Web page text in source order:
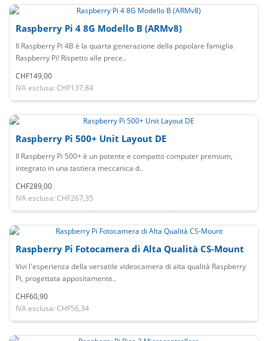
Raspberry Pi 4 8G Modello B (ARMv8)
Il Raspberry Pi 4B è la quarta generazione della popolare famiglia
Raspberry Pi! Rispetto alle prece..
CHF149,00
IVA esclusa: CHF137,84
Raspberry Pi 500+ Unit Layout DE
Il Raspberry Pi 500+ è un potente e compatto computer premium,
integrato in una tastiera meccanica d..
CHF289,00
IVA esclusa: CHF267,35
Raspberry Pi Fotocamera di Alta Qualità CS-Mount
Vivi l'esperienza della versatile videocamera di alta qualità Raspberry
Pi, progettata appositamente..
CHF60,90
IVA esclusa: CHF56,34